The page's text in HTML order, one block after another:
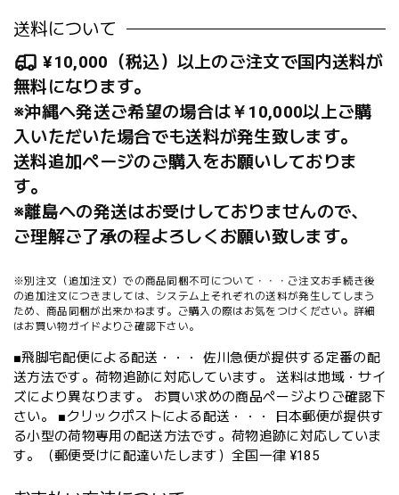
送料について
¥10,000（税込）以上のご注文で国内送料が
無料になります。
※沖縄へ発送ご希望の場合は￥10,000以上ご購
入いただいた場合でも送料が発生致します。
送料追加ページのご購入をお願いしておりま
す。
※離島への発送はお受けしておりませんので、
ご理解ご了承の程よろしくお願い致します。
※別注文（追加注文）での商品同梱不可について・・・ご注文お手続き後
の追加注文につきましては、システム上それぞれの送料が発生してしまう
ため、商品同梱が出来かねます。ご購入の際はお気をつけください。詳細
はお買い物ガイドよりご確認下さい。
■飛脚宅配便による配送・・・ 佐川急便が提供する定番の配
送方法です。荷物追跡に対応しています。 送料は地域・サイ
ズにより異なります。 お買い求めの商品ページよりご確認下
さい。 ■クリックポストによる配送・・・ 日本郵便が提供す
る小型の荷物専用の配送方法です。荷物追跡に対応していま
す。（郵便受けに配達いたします）全国一律 ¥185